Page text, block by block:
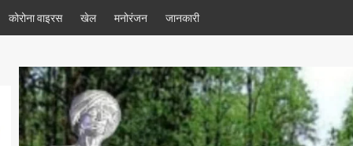
कोरोना वाइरस खेल मनोरंजन जानकारी